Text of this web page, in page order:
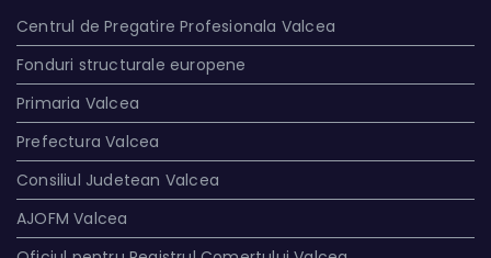
Centrul de Pregatire Profesionala Valcea
Fonduri structurale europene
Primaria Valcea
Prefectura Valcea
Consiliul Judetean Valcea
AJOFM Valcea